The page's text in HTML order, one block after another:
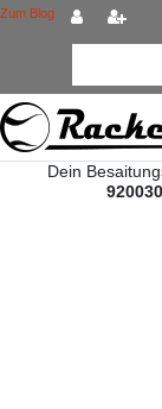
Zum Blog
Dein